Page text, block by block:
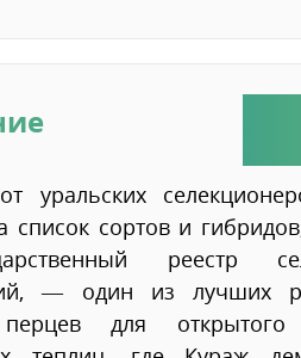
уральских
список сортов и
реестр
— один из лучших
перцев для